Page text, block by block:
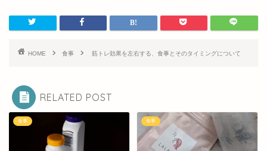
HOME 食事 筋トレ効果を左右する、食事とそのタイミングについて
RELATED POST
食事 食事